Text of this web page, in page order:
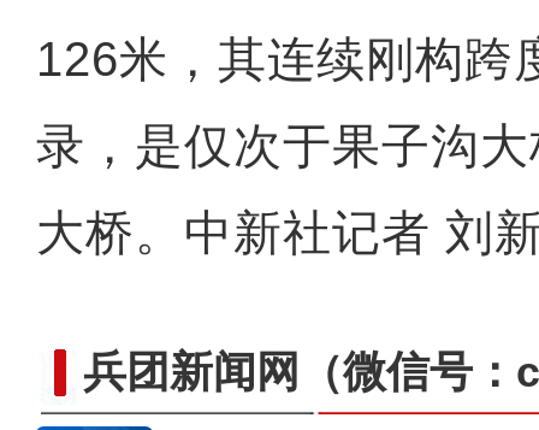
126米，其连续刚构跨
录，是仅次于果子沟
大桥。中新社记者 刘
兵团新闻网 （微信号